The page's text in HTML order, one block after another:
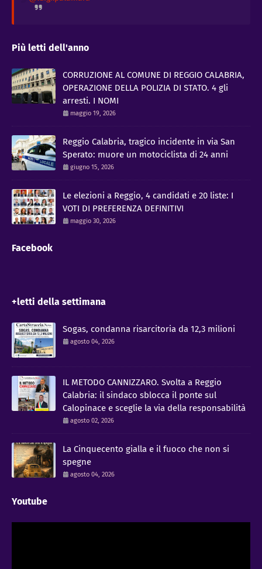
Più letti dell'anno
CORRUZIONE AL COMUNE DI REGGIO CALABRIA,
OPERAZIONE DELLA POLIZIA DI STATO. 4 gli
arresti. I NOMI
maggio 19, 2026
Reggio Calabria, tragico incidente in via San
Sperato: muore un motociclista di 24 anni
giugno 15, 2026
Le elezioni a Reggio, 4 candidati e 20 liste: I
VOTI DI PREFERENZA DEFINITIVI
maggio 30, 2026
Facebook
+letti della settimana
Sogas, condanna risarcitoria da 12,3 milioni
agosto 04, 2026
IL METODO CANNIZZARO​. Svolta a Reggio
Calabria: il sindaco sblocca il ponte sul
Calopinace e sceglie la via della responsabilità
agosto 02, 2026
La Cinquecento gialla e il fuoco che non si
spegne
agosto 04, 2026
Youtube